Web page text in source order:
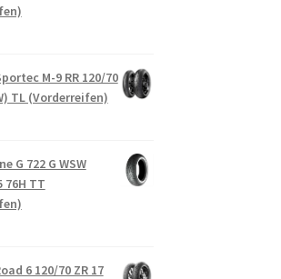
M-9 RR 120/70
TL (Vorderreifen)
G 722 G WSW
76H TT
6 120/70 ZR 17